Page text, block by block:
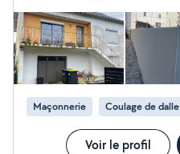
Maçonnerie Coulage de dalle
Voir le profil